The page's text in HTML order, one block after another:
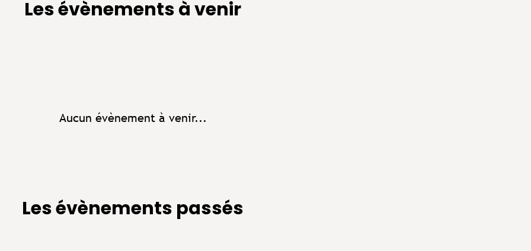
Les évènements à venir
Aucun évènement à venir...
Les évènements passés